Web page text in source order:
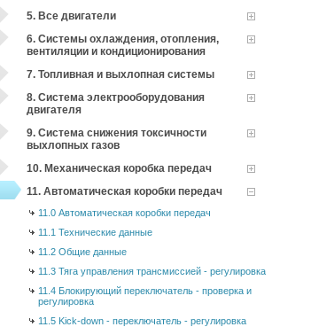
5. Все двигатели
6. Системы охлаждения, отопления,
вентиляции и кондиционирования
7. Топливная и выхлопная системы
8. Система электрооборудования
двигателя
9. Система снижения токсичности
выхлопных газов
10. Механическая коробка передач
11. Автоматическая коробки передач
11.0 Автоматическая коробки передач
11.1 Технические данные
11.2 Общие данные
11.3 Тяга управления трансмиссией - регулировка
11.4 Блокирующий переключатель - проверка и
регулировка
11.5 Kick-down - переключатель - регулировка